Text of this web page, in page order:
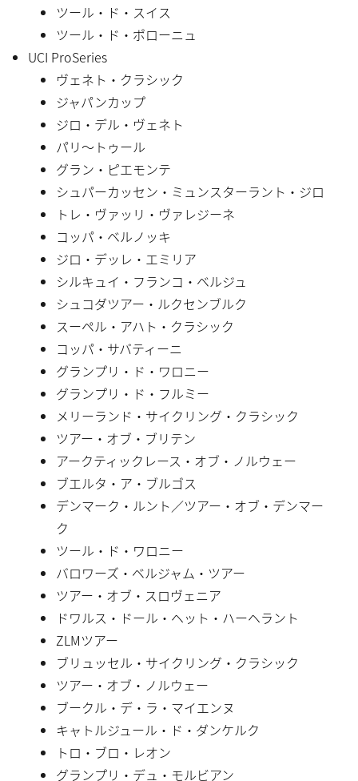
ツール・ド・スイス
ツール・ド・ポローニュ
UCI ProSeries
ヴェネト・クラシック
ジャパンカップ
ジロ・デル・ヴェネト
パリ〜トゥール
グラン・ピエモンテ
シュパーカッセン・ミュンスターラント・ジロ
トレ・ヴァッリ・ヴァレジーネ
コッパ・ベルノッキ
ジロ・デッレ・エミリア
シルキュイ・フランコ・ベルジュ
シュコダツアー・ルクセンブルク
スーペル・アハト・クラシック
コッパ・サバティーニ
グランプリ・ド・ワロニー
グランプリ・ド・フルミー
メリーランド・サイクリング・クラシック
ツアー・オブ・ブリテン
アークティックレース・オブ・ノルウェー
ブエルタ・ア・ブルゴス
デンマーク・ルント／ツアー・オブ・デンマー
ク
ツール・ド・ワロニー
バロワーズ・ベルジャム・ツアー
ツアー・オブ・スロヴェニア
ドワルス・ドール・ヘット・ハーヘラント
ZLMツアー
ブリュッセル・サイクリング・クラシック
ツアー・オブ・ノルウェー
ブークル・デ・ラ・マイエンヌ
キャトルジュール・ド・ダンケルク
トロ・ブロ・レオン
グランプリ・デュ・モルビアン